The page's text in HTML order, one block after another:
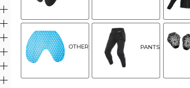
OTHER PANTS